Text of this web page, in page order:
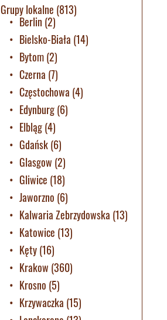
Grupy lokalne (813)
Berlin (2)
Bielsko-Biała (14)
Bytom(2)
Czerna (7)
Częstochowa (4)
Edynburg(6)
Elbląg(4)
Gdańsk(6)
Glasgow (2)
Gliwice (18)
Jaworzno (6)
Kalwaria Zebrzydowska (13)
Katowice (13)
Kęty(16)
Krakow (360)
Krosno (5)
Krzywaczka (15)